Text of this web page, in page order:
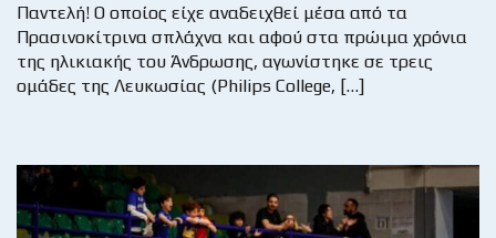
Παντελή! Ο οποίος είχε αναδειχθεί μέσα από τα
Πρασινοκίτρινα σπλάχνα και αφού στα πρώιμα χρόνια
της ηλικιακής του Άνδρωσης, αγωνίστηκε σε τρεις
ομάδες της Λευκωσίας (Philips College, […]